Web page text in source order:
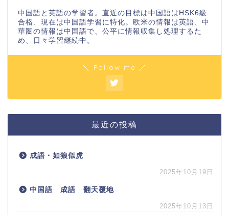
中国語と英語の学習者。直近の目標は中国語はHSK6級
合格、現在は中国語学習に特化。欧米の情報は英語、中
華圏の情報は中国語で、公平に情報収集し処理するた
め、日々学習継続中。
＼ Follow me ／
最近の投稿
成語・如狼似虎
2025年10月19日
中国語 成語 翻天覆地
2025年10月13日